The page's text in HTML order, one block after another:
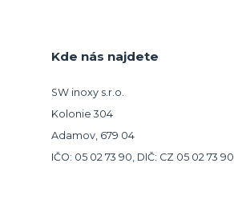
Kde nás najdete
SW inoxy s.r.o.
Kolonie 304
Adamov, 679 04
IČO: 05 02 73 90, DIČ: CZ 05 02 73 90